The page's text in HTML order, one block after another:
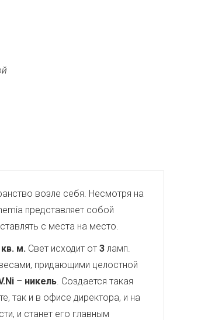
возле себя. Несмотря на
представляет собой
с места на место.
кв. м. Свет исходит от 3 ламп.
придающими целостной
– никель. Создается такая
так и в офисе директора, и на
и станет его главным